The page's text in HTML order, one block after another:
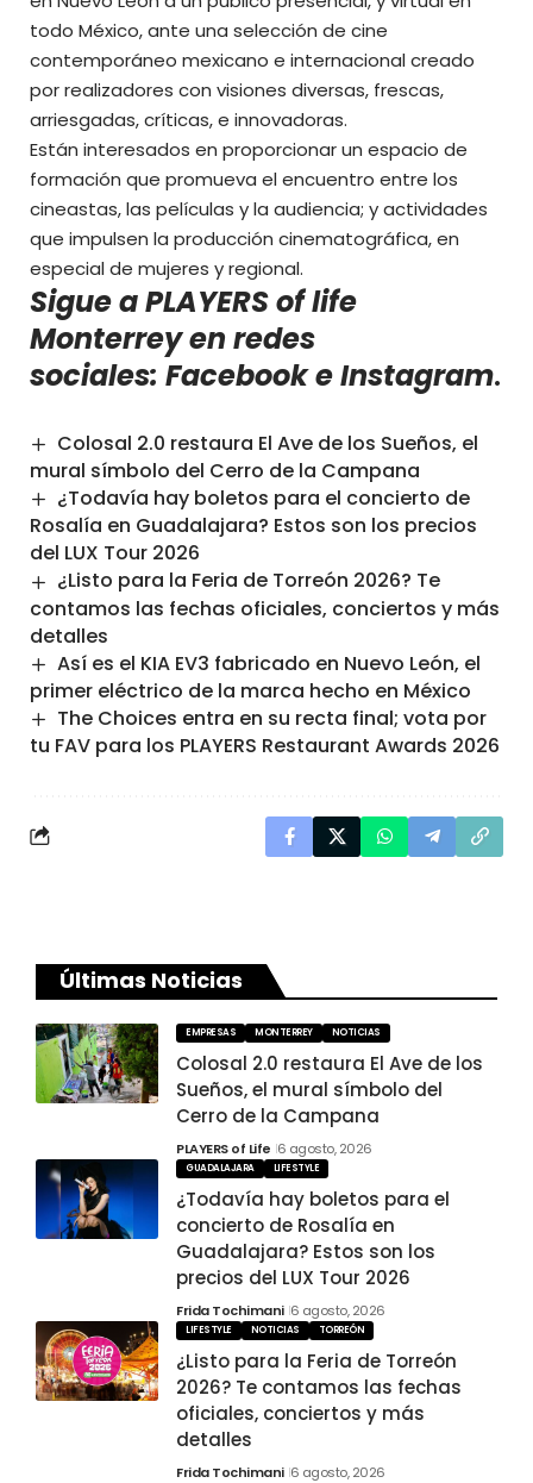
todo México, ante una selección de cine
contemporáneo mexicano e internacional creado
por realizadores con visiones diversas, frescas,
arriesgadas, críticas, e innovadoras.
Están interesados en proporcionar un espacio de
formación que promueva el encuentro entre los
cineastas, las películas y la audiencia; y actividades
que impulsen la producción cinematográfica, en
especial de mujeres y regional.
Sigue a PLAYERS of life
Monterrey en redes
sociales: FacebookeInstagram.
Colosal 2.0 restaura El Ave de los Sueños, el
mural símbolo del Cerro de la Campana
¿Todavía hay boletos para el concierto de
Rosalía en Guadalajara? Estos son los precios
del LUX Tour 2026
¿Listo para la Feria de Torreón 2026? Te
contamos las fechas oficiales, conciertos y más
detalles
Así es el KIA EV3 fabricado en Nuevo León, el
primer eléctrico de la marca hecho en México
The Choices entra en su recta final; vota por
tu FAV para los PLAYERS Restaurant Awards 2026
Últimas Noticias
EMPRESAS MONTERREY NOTICIAS
Colosal 2.0 restaura El Ave de los
Sueños, el mural símbolo del
Cerro de la Campana
PLAYERS of Life 6 agosto, 2026
GUADALAJARA LIFESTYLE
¿Todavía hay boletos para el
concierto de Rosalía en
Guadalajara? Estos son los
precios del LUX Tour 2026
Frida Tochimani 6 agosto, 2026
LIFESTYLE NOTICIAS TORREÓN
¿Listo para la Feria de Torreón
2026? Te contamos las fechas
oficiales, conciertos y más
detalles
Frida Tochimani 6 agosto, 2026